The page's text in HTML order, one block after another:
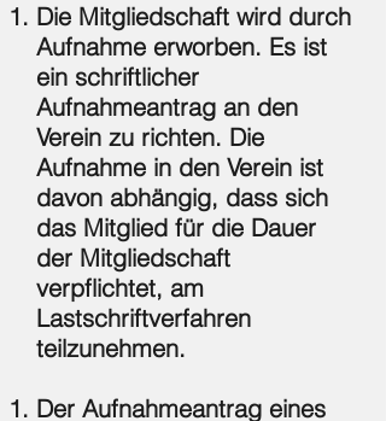
Die Mitgliedschaft wird durch
Aufnahme erworben. Es ist
ein schriftlicher
Aufnahmeantrag an den
Verein zu richten. Die
Aufnahme in den Verein ist
davon abhängig, dass sich
das Mitglied für die Dauer
der Mitgliedschaft
verpflichtet, am
Lastschriftverfahren
teilzunehmen.
Der Aufnahmeantrag eines